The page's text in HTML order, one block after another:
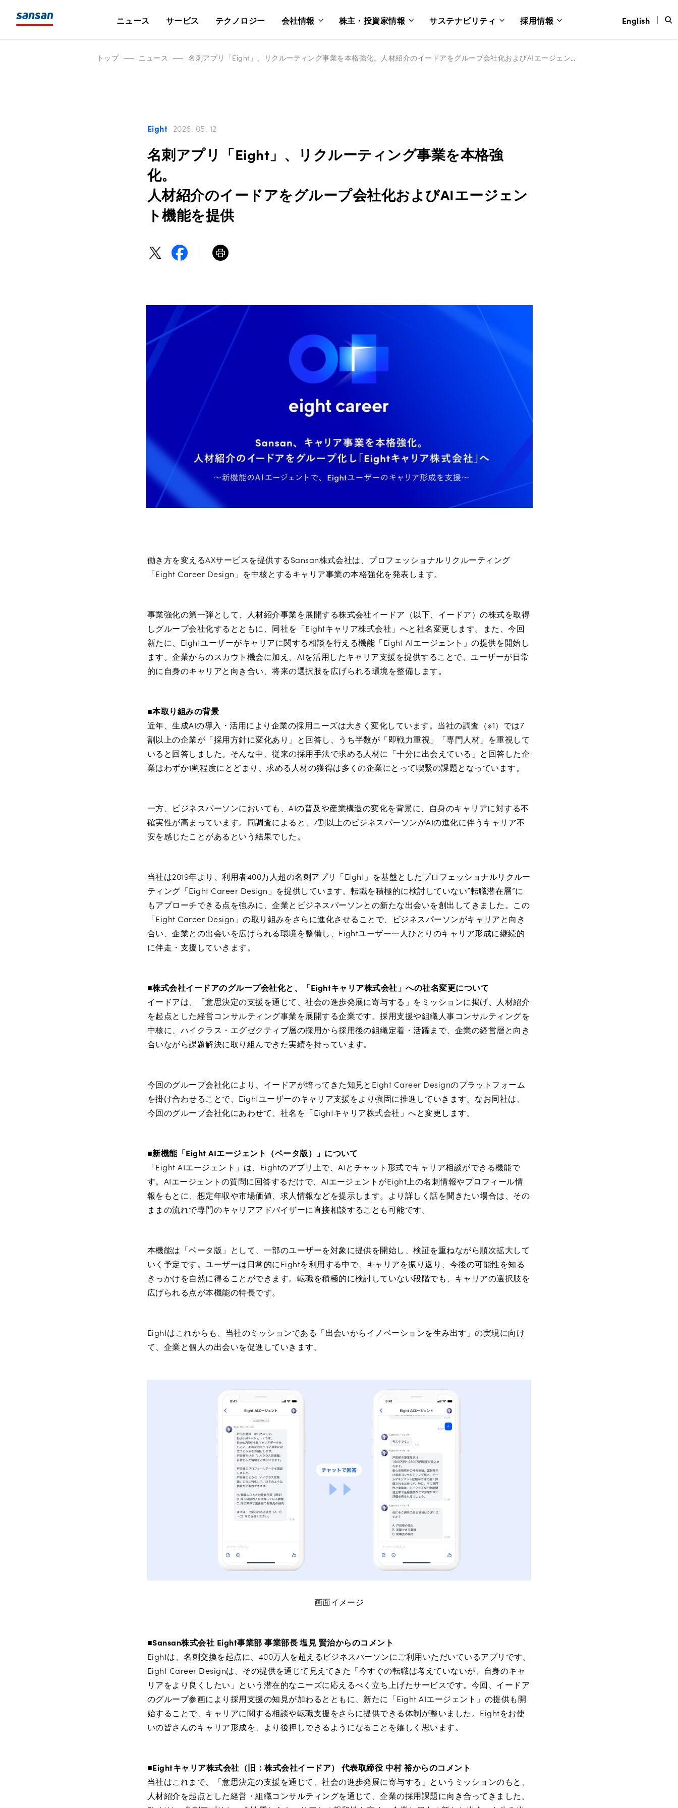
ニュース サービス テクノロジー 会社情報 株主・投資家情報 サステナビリティ 採用情報 English
トップ ニュース 名刺アプリ「Eight」、リクルーティング事業を本格強化。人材紹介のイードアをグループ会社化およびAIエージェント機能を提供
Eight 2026. 05. 12
名刺アプリ「Eight」、リクルーティング事業を本格強
化。
人材紹介のイードアをグループ会社化およびAIエージェン
ト機能を提供
働き方を変えるAXサービスを提供するSansan株式会社は、プロフェッショナルリクルーティング
「Eight Career Design」を中核とするキャリア事業の本格強化を発表します。
事業強化の第一弾として、人材紹介事業を展開する株式会社イードア（以下、イードア）の株式を取得
しグループ会社化するとともに、同社を「Eightキャリア株式会社」へと社名変更します。また、今回
新たに、Eightユーザーがキャリアに関する相談を行える機能「Eight AIエージェント」の提供を開始し
ます。企業からのスカウト機会に加え、AIを活用したキャリア支援を提供することで、ユーザーが日常
的に自身のキャリアと向き合い、将来の選択肢を広げられる環境を整備します。
■本取り組みの背景
近年、生成AIの導入・活用により企業の採用ニーズは大きく変化しています。当社の調査（※1）では7
割以上の企業が「採用方針に変化あり」と回答し、うち半数が「即戦力重視」「専門人材」を重視して
いると回答しました。そんな中、従来の採用手法で求める人材に「十分に出会えている」と回答した企
業はわずか1割程度にとどまり、求める人材の獲得は多くの企業にとって喫緊の課題となっています。
一方、ビジネスパーソンにおいても、AIの普及や産業構造の変化を背景に、自身のキャリアに対する不
確実性が高まっています。同調査によると、7割以上のビジネスパーソンがAIの進化に伴うキャリア不
安を感じたことがあるという結果でした。
当社は2019年より、利用者400万人超の名刺アプリ「Eight」を基盤としたプロフェッショナルリクルー
ティング「Eight Career Design」を提供しています。転職を積極的に検討していない”転職潜在層”に
もアプローチできる点を強みに、企業とビジネスパーソンとの新たな出会いを創出してきました。この
「Eight Career Design」の取り組みをさらに進化させることで、ビジネスパーソンがキャリアと向き
合い、企業との出会いを広げられる環境を整備し、Eightユーザー一人ひとりのキャリア形成に継続的
に伴走・支援していきます。
■株式会社イードアのグループ会社化と、「Eightキャリア株式会社」への社名変更について
イードアは、「意思決定の支援を通じて、社会の進歩発展に寄与する」をミッションに掲げ、人材紹介
を起点とした経営コンサルティング事業を展開する企業です。採用支援や組織人事コンサルティングを
中核に、ハイクラス・エグゼクティブ層の採用から採用後の組織定着・活躍まで、企業の経営層と向き
合いながら課題解決に取り組んできた実績を持っています。
今回のグループ会社化により、イードアが培ってきた知見とEight Career Designのプラットフォーム
を掛け合わせることで、Eightユーザーのキャリア支援をより強固に推進していきます。なお同社は、
今回のグループ会社化にあわせて、社名を「Eightキャリア株式会社」へと変更します。
■新機能「Eight AIエージェント（ベータ版）」について
「Eight AIエージェント」は、Eightのアプリ上で、AIとチャット形式でキャリア相談ができる機能で
す。AIエージェントの質問に回答するだけで、AIエージェントがEight上の名刺情報やプロフィール情
報をもとに、想定年収や市場価値、求人情報などを提示します。より詳しく話を聞きたい場合は、その
ままの流れで専門のキャリアアドバイザーに直接相談することも可能です。
本機能は「ベータ版」として、一部のユーザーを対象に提供を開始し、検証を重ねながら順次拡大して
いく予定です。ユーザーは日常的にEightを利用する中で、キャリアを振り返り、今後の可能性を知る
きっかけを自然に得ることができます。転職を積極的に検討していない段階でも、キャリアの選択肢を
広げられる点が本機能の特長です。
Eightはこれからも、当社のミッションである「出会いからイノベーションを生み出す」の実現に向け
て、企業と個人の出会いを促進していきます。
画面イメージ
■Sansan株式会社 Eight事業部 事業部長 塩見 賢治からのコメント
Eightは、名刺交換を起点に、400万人を超えるビジネスパーソンにご利用いただいているアプリです。
Eight Career Designは、その提供を通じて見えてきた「今すぐの転職は考えていないが、自身のキャ
リアをより良くしたい」という潜在的なニーズに応えるべく立ち上げたサービスです。今回、イードア
のグループ参画により採用支援の知見が加わるとともに、新たに「Eight AIエージェント」の提供も開
始することで、キャリアに関する相談や転職支援をさらに提供できる体制が整いました。Eightをお使
いの皆さんのキャリア形成を、より後押しできるようになることを嬉しく思います。
■Eightキャリア株式会社（旧：株式会社イードア） 代表取締役 中村 裕からのコメント
当社はこれまで、「意思決定の支援を通じて、社会の進歩発展に寄与する」というミッションのもと、
人材紹介を起点とした経営・組織コンサルティングを通じて、企業の採用課題に向き合ってきました。